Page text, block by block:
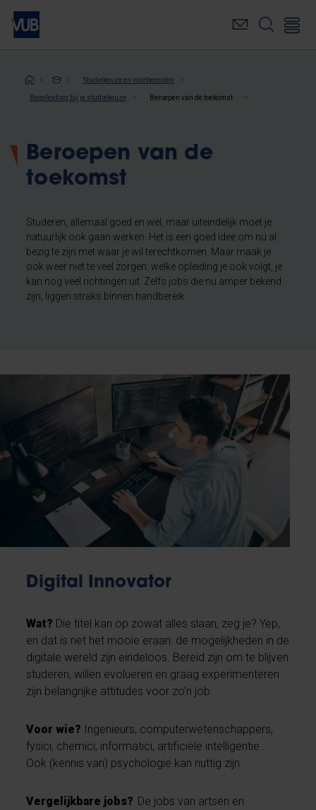
Overslaan
naar
inhoudKruimelpad
Studiekeuze en voorbereiden
Begeleiding bij je studiekeuze Beroepen van de toekomst
Beroepen van de
toekomst
Studeren, allemaal goed en wel, maar uiteindelijk moet je
natuurlijk ook gaan werken. Het is een goed idee om nu al
bezig te zijn met waar je wil terechtkomen. Maar maak je
ook weer niet te veel zorgen: welke opleiding je ook volgt, je
kan nog veel richtingen uit. Zelfs jobs die nu amper bekend
zijn, liggen straks binnen handbereik.
Digital Innovator
Wat? Die titel kan op zowat alles slaan, zeg je? Yep,
en dat is net het mooie eraan: de mogelijkheden in de
digitale wereld zijn eindeloos. Bereid zijn om te blijven
studeren, willen evolueren en graag experimenteren
zijn belangrijke attitudes voor zo’n job.
Voor wie? Ingenieurs, computerwetenschappers,
fysici, chemici, informatici, artificiële intelligentie…
Ook (kennis van) psychologie kan nuttig zijn.
Vergelijkbare jobs? De jobs van artsen en